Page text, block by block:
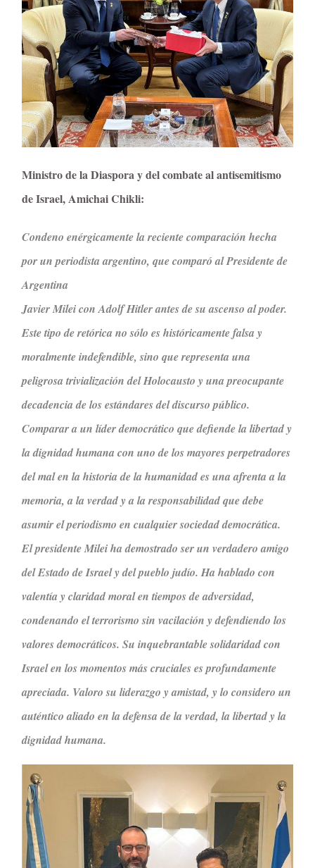
Ministro de la Diaspora y del combate al antisemitismo
de Israel, Amichai Chikli:
Condeno enérgicamente la reciente comparación hecha
por un periodista argentino, que comparó al Presidente de
Argentina
Javier Milei con Adolf Hitler antes de su ascenso al poder.
Este tipo de retórica no sólo es históricamente falsa y
moralmente indefendible, sino que representa una
peligrosa trivialización del Holocausto y una preocupante
decadencia de los estándares del discurso público.
Comparar a un líder democrático que defiende la libertad y
la dignidad humana con uno de los mayores perpetradores
del mal en la historia de la humanidad es una afrenta a la
memoria, a la verdad y a la responsabilidad que debe
asumir el periodismo en cualquier sociedad democrática.
El presidente Milei ha demostrado ser un verdadero amigo
del Estado de Israel y del pueblo judío. Ha hablado con
valentía y claridad moral en tiempos de adversidad,
condenando el terrorismo sin vacilación y defendiendo los
valores democráticos. Su inquebrantable solidaridad con
Israel en los momentos más cruciales es profundamente
apreciada. Valoro su liderazgo y amistad, y lo considero un
auténtico aliado en la defensa de la verdad, la libertad y la
dignidad humana.